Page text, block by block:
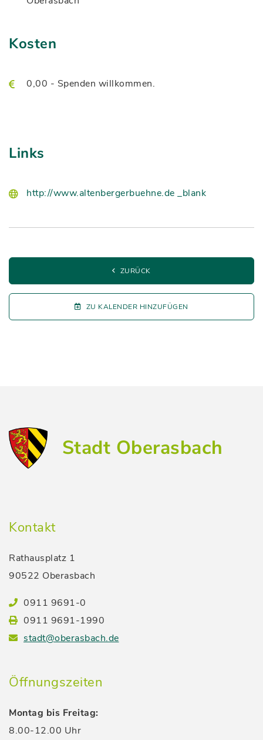
Kosten
0,00 - Spenden willkommen.
Links
http://www.altenbergerbuehne.de _blank
ZURÜCK
ZU KALENDER HINZUFÜGEN
Stadt Oberasbach
Kontakt
Rathausplatz 1
90522 Oberasbach
0911 9691-0
0911 9691-1990
stadt@oberasbach.de
Öffnungszeiten
Montag bis Freitag:
8.00-12.00 Uhr